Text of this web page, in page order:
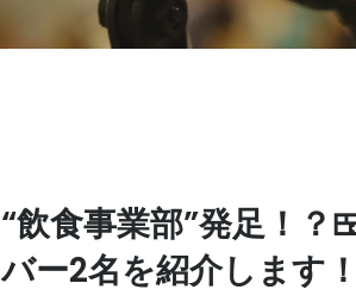
“飲食事業部”発足！？
バー2名を紹介します！